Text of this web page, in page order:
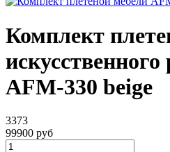
Комплект
искусственного
AFM-330 beige
3373
99900 руб